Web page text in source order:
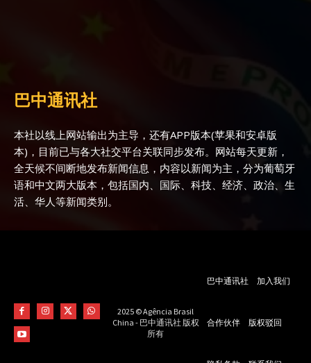
巴中通讯社
本社以线上网站输出为主导，还有APP版本(苹果和安卓版
本)，目前已与各大社交平台关联同步发布。网站每天更新，
全天候不间断地发布新闻信息，内容以新闻为主，分为葡萄牙
语和中文两大版本，包括国内、国际、科技、经济、政治、生
活、华人等新闻类别。
2025 © Agência Brasil
China - 巴中通讯社 版权
所有
巴中通讯社 加入我们
合作伙伴 版权驳回